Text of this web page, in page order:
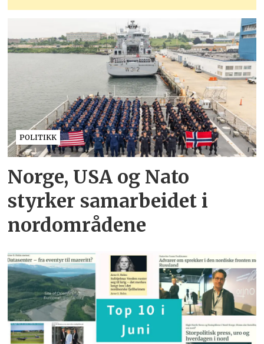
POLITIKK
Norge, USA og Nato
styrker samarbeidet i
nordområdene